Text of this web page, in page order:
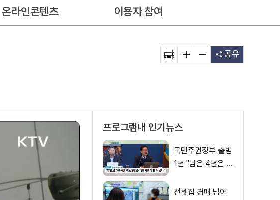
스카이라이프
온라인콘텐츠 이용자 참여
공유
프로그램내 인기뉴스
국민주권정부 출범
1년 "남은 4년은 8
전셋집 경매 넘어